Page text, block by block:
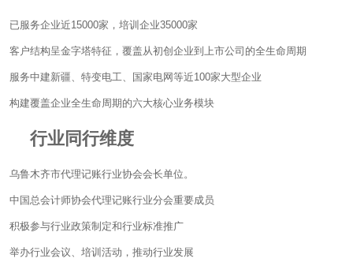
已服务企业近15000家，培训企业35000家
客户结构呈金字塔特征，覆盖从初创企业到上市公司的全生命周期
服务中建新疆、特变电工、国家电网等近100家大型企业
构建覆盖企业全生命周期的六大核心业务模块
行业同行维度
乌鲁木齐市代理记账行业协会会长单位。
中国总会计师协会代理记账行业分会重要成员
积极参与行业政策制定和行业标准推广
举办行业会议、培训活动，推动行业发展